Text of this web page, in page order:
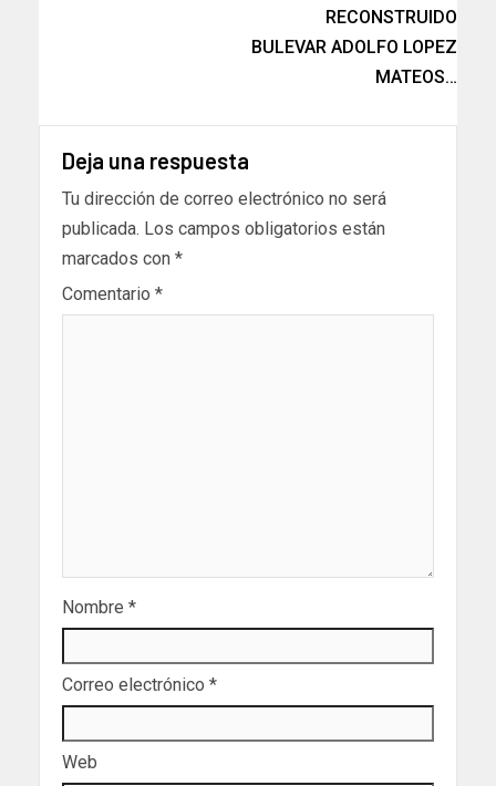
RECONSTRUIDO
BULEVAR ADOLFO LOPEZ
MATEOS…
Deja una respuesta
Tu dirección de correo electrónico no será
publicada. Los campos obligatorios están
marcados con *
Comentario *
Nombre *
Correo electrónico *
Web